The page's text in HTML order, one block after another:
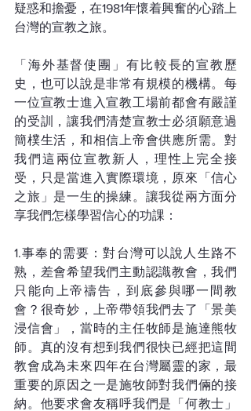
疑惑和擔憂，在1981年懷着興奮的心踏上
台灣的宣教之旅。
「海外基督使團」有比較長的宣教歷
史，也可以說是非常有規模的機構。每
一位宣教士進入宣教工場前都會有嚴謹
的受訓，讓我們清楚宣教士必須願意過
簡樸生活，和相信上帝會供應所需。對
我們這兩位宣教新人，理性上完全接
受，只是當進入實際環境，原來「信心
之旅」是一生的操練。讓我從兩方面分
享我們怎樣學習信心的功課：
1.事奉的需要：對台灣可以說人生路不
熟，差會希望我們主動認識教會，我們
只能向上帝禱告，到底參與哪一間教
會？很奇妙，上帝帶領我們去了「景美
浸信會」，當時的主任牧師是施達熊牧
師。真的沒有想到我們很快已經把這間
教會成為未來四年在台灣屬靈的家，最
重要的原因之一是施牧師對我們倆的接
納。他要求會友稱呼我們是「何教士」